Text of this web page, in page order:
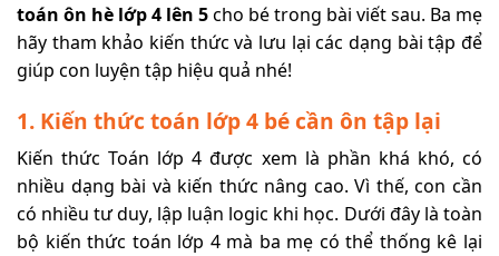
toán ôn hè lớp 4 lên 5cho bé trong bài viết sau. Ba mẹ
hãy tham khảo kiến thức và lưu lại các dạng bài tập để
giúp con luyện tập hiệu quả nhé!
1. Kiến thức toán lớp 4 bé cần ôn tập lại
Kiến thức Toán lớp 4 được xem là phần khá khó, có
nhiều dạng bài và kiến thức nâng cao. Vì thế, con cần
có nhiều tư duy, lập luận logic khi học. Dưới đây là toàn
bộ kiến thức toán lớp 4 mà ba mẹ có thể thống kê lại